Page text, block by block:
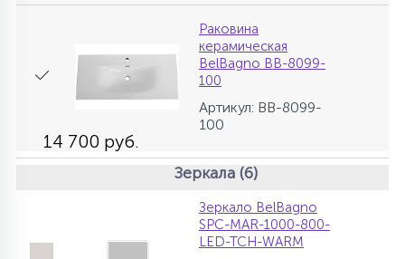
Раковина
керамическая
BelBagno BB-8099-
100
Артикул: BB-8099-
100
14 700 руб.
Зеркала (6)
Зеркало BelBagno
SPC-MAR-1000-800-
LED-TCH-WARM